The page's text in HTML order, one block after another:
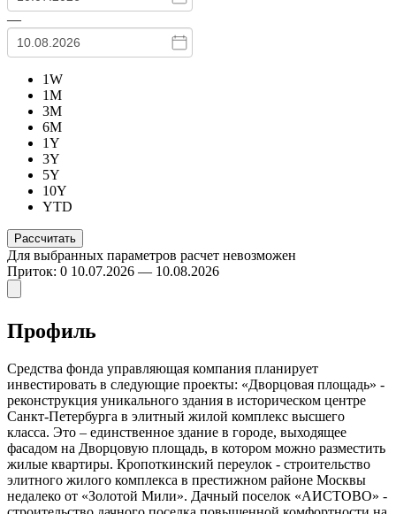
—
1W
1M
3M
6M
1Y
3Y
5Y
10Y
YTD
Для выбранных параметров расчет невозможен
Приток: 0 10.07.2026 — 10.08.2026
Профиль
Средства фонда управляющая компания планирует
инвестировать в следующие проекты: «Дворцовая площадь» -
реконструкция уникального здания в историческом центре
Санкт-Петербурга в элитный жилой комплекс высшего
класса. Это – единственное здание в городе, выходящее
фасадом на Дворцовую площадь, в котором можно разместить
жилые квартиры. Кропоткинский переулок - строительство
элитного жилого комплекса в престижном районе Москвы
недалеко от «Золотой Мили». Дачный поселок «АИСТОВО» -